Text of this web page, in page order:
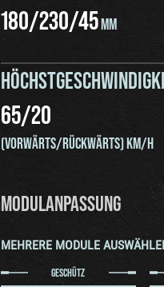
180/230/45MM
65/20
(VORWÄRTS/RÜCKWÄRTS) KM/H
MODULANPASSUNG
MEHRERE MODULE
GESCHÜTZ